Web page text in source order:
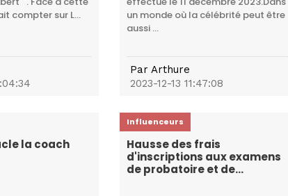
compter sur L...
un monde où la célébrité peut être
aussi ...
Par Arthure
2023-12-13 11:47:08
la coach
Influenceurs
Hausse des frais
d'inscriptions aux examens
de probatoire et de